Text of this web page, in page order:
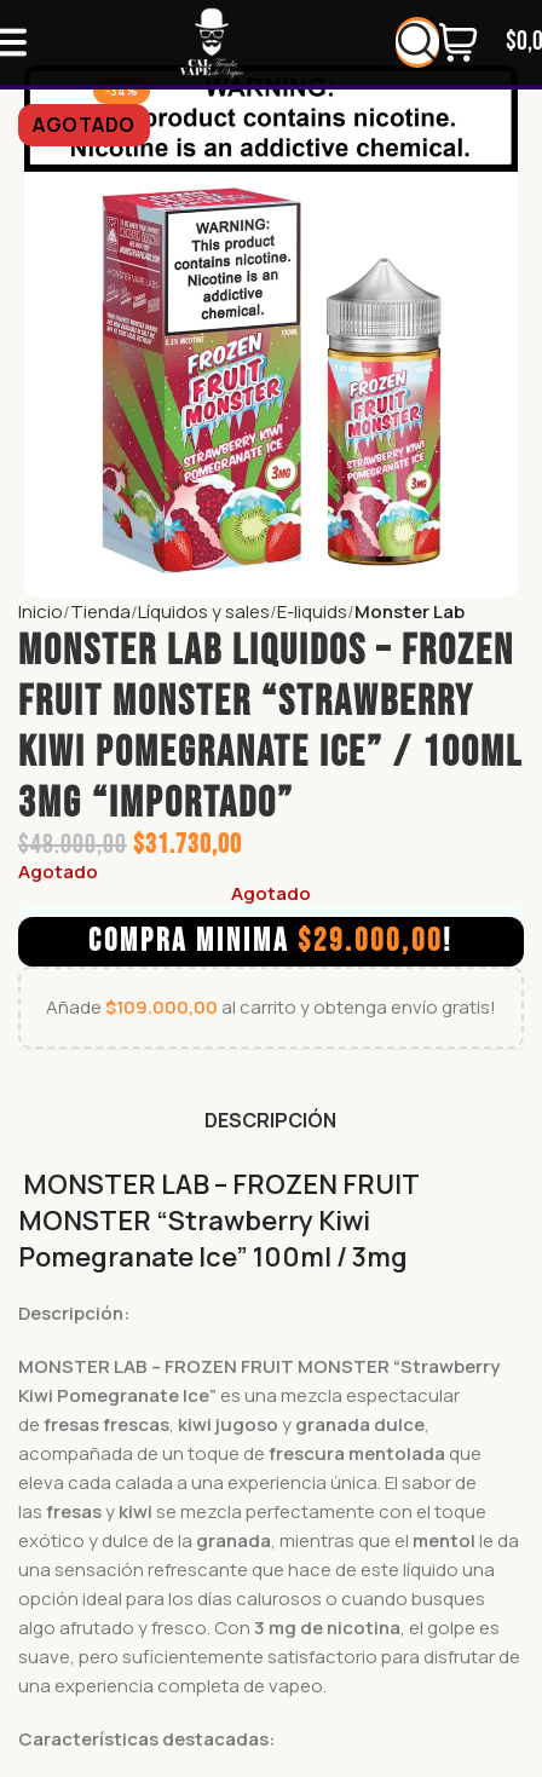
$
-34%
AGOTADO
Inicio Tienda Líquidos y sales E-liquids Monster Lab
MONSTER LAB LIQUIDOS – FROZEN
FRUIT MONSTER “STRAWBERRY
KIWI POMEGRANATE ICE” / 100ML
3MG “IMPORTADO”
$48.000,00$31.730,00
Agotado
Agotado
COMPRA MINIMA $29.000,00!
Añade$109.000,00 al carrito y obtenga envío gratis!
DESCRIPCIÓN
MONSTER LAB – FROZEN FRUIT
MONSTER “Strawberry Kiwi
Pomegranate Ice” 100ml / 3mg
Descripción:
MONSTER LAB – FROZEN FRUIT MONSTER “Strawberry
Kiwi Pomegranate Ice” es una mezcla espectacular
defresas frescas, kiwi jugosoygranada dulce,
acompañada de un toque defrescura mentolada que
eleva cada calada a una experiencia única. El sabor de
lasfresasykiwi se mezcla perfectamente con el toque
exótico y dulce de la granada, mientras que el mentol le da
una sensación refrescante que hace de este líquido una
opción ideal para los días calurosos o cuando busques
algo afrutado y fresco. Con3 mg de nicotina, el golpe es
suave, pero suficientemente satisfactorio para disfrutar de
una experiencia completa de vapeo.
Características destacadas: